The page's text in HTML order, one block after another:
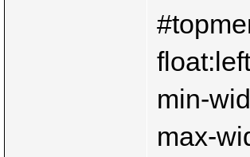
min-
max-